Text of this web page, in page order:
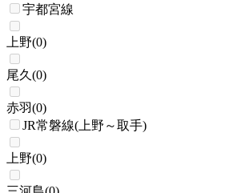
宇都宮線
上野(0)
尾久 (0)
赤羽(0)
JR常磐線(上野～取手)
上野(0)